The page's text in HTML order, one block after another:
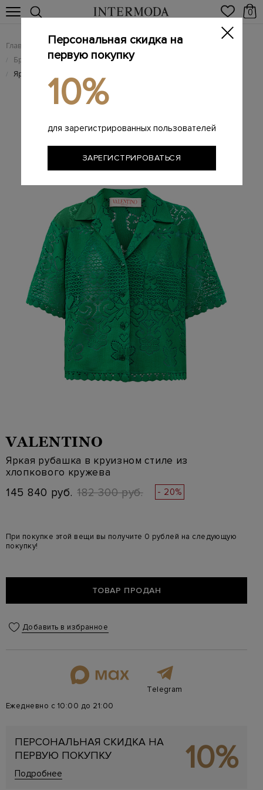
0
Главная Женщинам / Женская одежда
/ Брендовые женские рубашки
/ Яркая рубашка в круизном стиле из хлопкового кружева
VALENTINO
Яркая рубашка в круизном стиле из
хлопкового кружева
145 840 руб. 182 300 руб. - 20%
При покупке этой вещи вы получите 0 рублей на следующую
покупку!
ТОВАР ПРОДАН
Добавить в избранное
Telegram
Ежедневно с 10:00 до 21:00
ПЕРСОНАЛЬНАЯ СКИДКА НА
ПЕРВУЮ ПОКУПКУ
Подробнее 10%
Персональная скидка на
первую покупку
10%
для зарегистрированных пользователей
ЗАРЕГИСТРИРОВАТЬСЯ